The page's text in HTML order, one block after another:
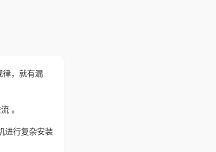
律，就有漏
。
进行复杂安装